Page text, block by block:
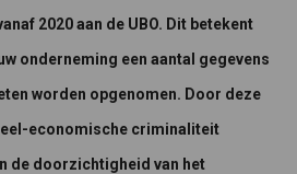
2020 aan de UBO. Dit betekent
onderneming een aantal gegevens
worden opgenomen. Door deze
economische criminaliteit
de doorzichtigheid van het